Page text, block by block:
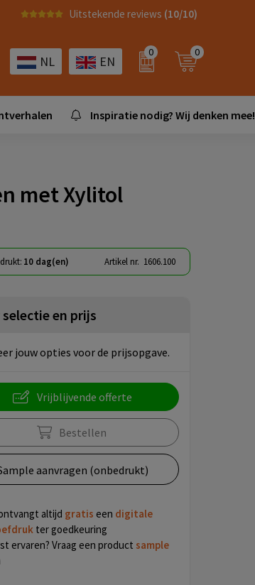
Uitstekende reviews (10/10)
NL EN
0 0
Inspiratie nodig? Wij denken mee!
met Xylitol
10 dag(en) Artikel nr. 1606.100
en prijs
jouw opties voor de prijsopgave.
Vrijblijvende offerte
Bestellen
aanvragen (onbedrukt)
altijd gratis een digitale
ter goedkeuring
ervaren? Vraag een product sample